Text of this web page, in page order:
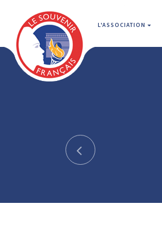
L'ASSOCIATION